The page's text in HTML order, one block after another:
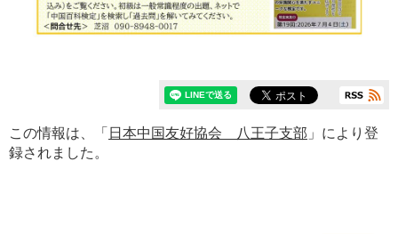
この情報は、「 日本中国友好協会 八王子支部 」により登
録されました。